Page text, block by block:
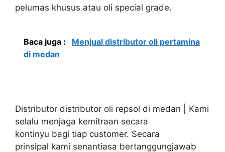
pelumas khusus atau oli special grade.
Baca juga :
Menjual distributor oli pertamina
di medan
Distributor distributor oli repsol di medan | Kami
selalu menjaga kemitraan secara
kontinyu bagi tiap customer. Secara
prinsipal kami senantiasa bertanggungjawab